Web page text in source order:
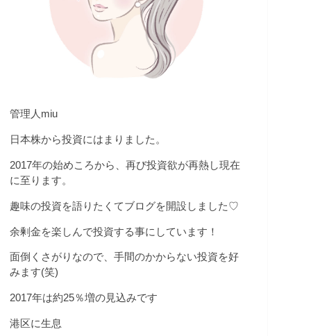
管理人miu
日本株から投資にはまりました。
2017年の始めころから、再び投資欲が再熱し現在
に至ります。
趣味の投資を語りたくてブログを開設しました♡
余剰金を楽しんで投資する事にしています！
面倒くさがりなので、手間のかからない投資を好
みます(笑)
2017年は約25％増の見込みです
港区に生息